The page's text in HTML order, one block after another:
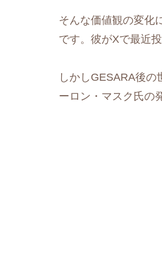
そんな価値観の変化
です。彼がXで最近
しかしGESARA後
ーロン・マスク氏の